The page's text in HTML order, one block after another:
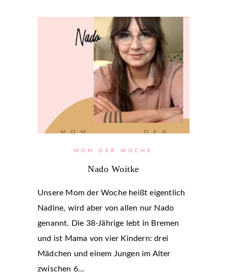
MOM DER WOCHE
Nado Woitke
Unsere Mom der Woche heißt eigentlich
Nadine, wird aber von allen nur Nado
genannt. Die 38-Jährige lebt in Bremen
und ist Mama von vier Kindern: drei
Mädchen und einem Jungen im Alter
zwischen 6…